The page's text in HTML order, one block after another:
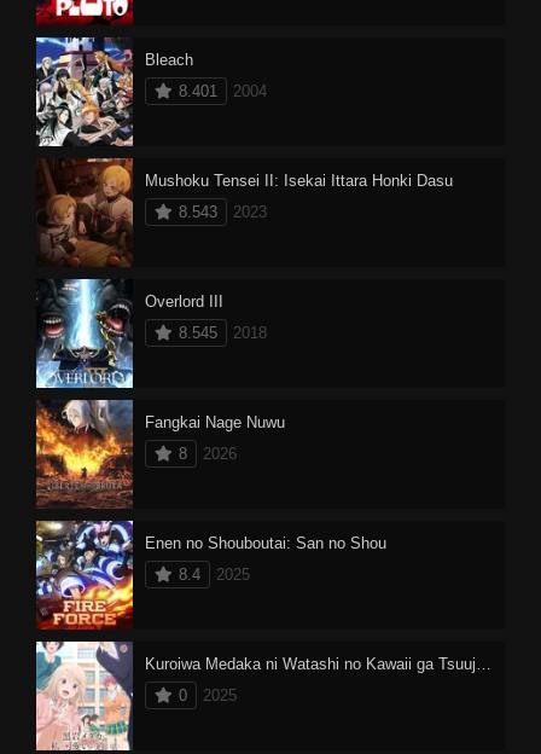
Bleach
8.401
2004
Mushoku Tensei II: Isekai Ittara Honki Dasu
8.543
2023
Overlord III
8.545
2018
Fangkai Nage Nuwu
8
2026
Enen no Shouboutai: San no Shou
8.4
2025
0
2025